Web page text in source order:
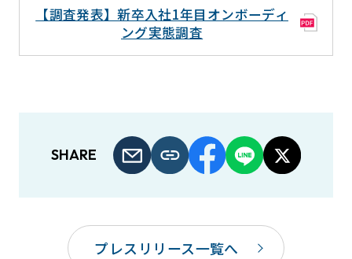
【調査発表】新卒入社1年目オンボーディ
ング実態調査
SHARE
プレスリリース一覧へ